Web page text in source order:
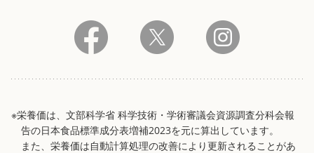
※栄養価は、文部科学省 科学技術・学術審議会資源調査分科会報
告の日本食品標準成分表増補2023を元に算出しています。
また、栄養価は自動計算処理の改善により更新されることがあ